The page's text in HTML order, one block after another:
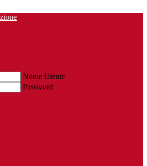
Nome Utente
Password